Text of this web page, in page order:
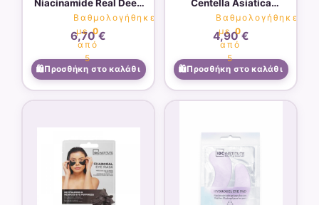
Niacinamide Real Deep
Mask – 34g
Βαθμολογήθηκε
με0
από
5
6,70€
Προσθήκη στο καλάθι
Centella Asiatica
Calming Mask
Βαθμολογήθηκε
με0
από
5
4,90€
Προσθήκη στο καλάθι